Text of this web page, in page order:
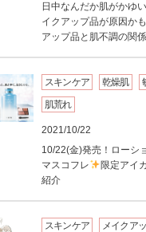
日中なんだか肌がかゆ
イクアップ品が原因か
アップ品と肌不調の関係
スキンケア 乾燥肌
肌荒れ
2021/10/22
10/22(金)発売！ローシ
マスコフレ
限定アイ
紹介
スキンケア
メイクア